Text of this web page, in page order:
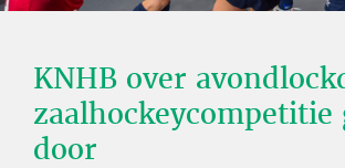
KNHB over
zaalhockeycompetitie
door